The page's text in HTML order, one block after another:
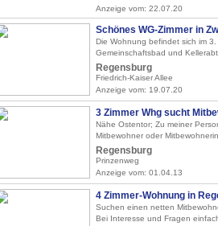
Anzeige vom: 22.07.20
Schönes WG-Zimmer in
Die Wohnung befindet sich im
Gemeinschaftsbad und
Regensburg
Friedrich-Kaiser Allee
Anzeige vom: 19.07.20
3 Zimmer Whg sucht
Nähe Ostentor; Zu meiner
Mitbewohner oder
Regensburg
Prinzenweg
Anzeige vom: 01.04.13
4 Zimmer-Wohnung in
Suchen einen netten
Bei Interesse und Fragen